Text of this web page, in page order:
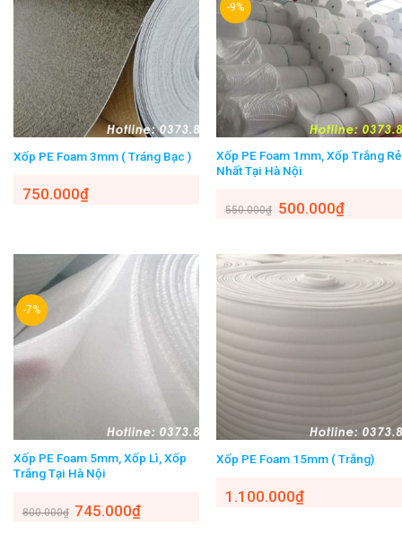
Xốp PE Foam 3mm ( Tráng Bạc )
750.000₫
-9%
Xốp PE Foam 1mm, Xốp Trắng Rẻ
Nhất Tại Hà Nội
550.000₫ 500.000₫
-7%
Xốp PE Foam 5mm, Xốp Lì, Xốp
Trắng Tại Hà Nội
800.000₫ 745.000₫
Xốp PE Foam 15mm ( Trắng)
1.100.000₫